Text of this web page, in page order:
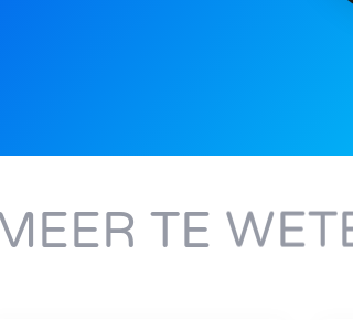
TE